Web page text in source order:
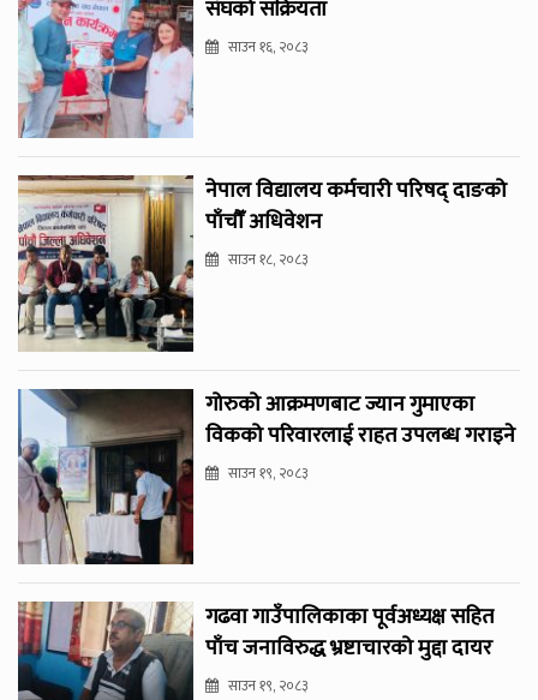
संघको सक्रियता
साउन १६, २०८३
नेपाल विद्यालय कर्मचारी परिषद् दाङको
पाँचौँ अधिवेशन
साउन १८, २०८३
गोरुको आक्रमणबाट ज्यान गुमाएका
विकको परिवारलाई राहत उपलब्ध गराइने
साउन १९, २०८३
गढवा गाउँपालिकाका पूर्वअध्यक्ष सहित
पाँच जनाविरुद्ध भ्रष्टाचारको मुद्दा दायर
साउन १९, २०८३